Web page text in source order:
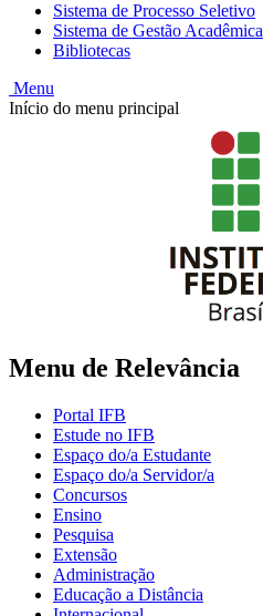
Sistema de Processo Seletivo
Sistema de Gestão Acadêmica
Bibliotecas
Menu
Início do menu principal
Menu de Relevância
Portal IFB
Estude no IFB
Espaço do/a Estudante
Espaço do/a Servidor/a
Concursos
Ensino
Pesquisa
Extensão
Administração
Educação a Distância